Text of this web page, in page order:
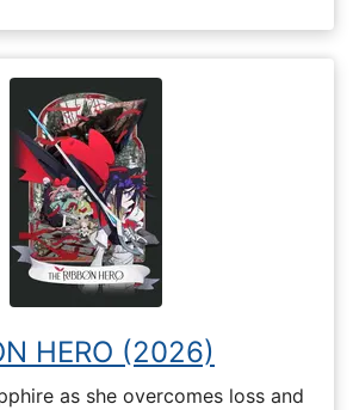
HERO (2026)
as she overcomes loss and